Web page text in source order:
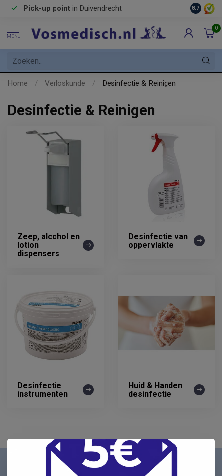
Pick-up point in Duivendrecht 8.7
MENU
0
Home / Verloskunde / Desinfectie & Reinigen
Desinfectie & Reinigen
Zeep, alcohol en
lotion
dispensers
Desinfectie van
oppervlakte
Desinfectie
instrumenten
Huid & Handen
desinfectie
Nieuwsbrief